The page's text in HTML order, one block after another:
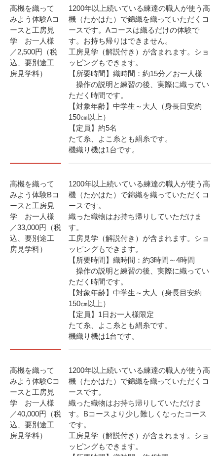
高機を織って
みよう体験Aコ
ースと工房見
学 お一人様
／2,500円（税
込、要別途工
房見学料）
1200年以上続いている練達の職人が使う高
機（たかはた）で錦織を織っていただくコ
ースです。Aコースは織るだけの体験で
す。お持ち帰りはできません。
工房見学（解説付き）が含まれます。ショ
ッピングもできます。
【所要時間】織時間：約15分／お一人様
操作の説明と練習の後、実際に織ってい
ただく時間です。
【対象年齢】中学生～大人（身長目安約
150㎝以上）
【定員】約5名
たて糸、よこ糸とも絹糸です。
機織り機は1台です。
高機を織って
みよう体験Bコ
ースと工房見
学 お一人様
／33,000円（税
込、要別途工
房見学料）
1200年以上続いている練達の職人が使う高
機（たかはた）で錦織を織っていただくコ
ースです。
織った織物はお持ち帰りしていただけま
す。
工房見学（解説付き）が含まれます。ショ
ッピングもできます。
【所要時間】織時間：約3時間～4時間
操作の説明と練習の後、実際に織ってい
ただく時間です。
【対象年齢】中学生～大人（身長目安約
150㎝以上）
【定員】1日お一人様限定
たて糸、よこ糸とも絹糸です。
機織り機は1台です。
高機を織って
みよう体験Cコ
ースと工房見
学 お一人様
／40,000円（税
込、要別途工
房見学料）
1200年以上続いている練達の職人が使う高
機（たかはた）で錦織を織っていただくコ
ースです。
織った織物はお持ち帰りしていただけま
す。Bコースより少し難しくなったコース
です。
工房見学（解説付き）が含まれます。ショ
ッピングもできます。